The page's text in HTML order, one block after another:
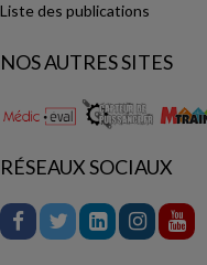
Liste des publications
NOS AUTRES SITES
RÉSEAUX SOCIAUX